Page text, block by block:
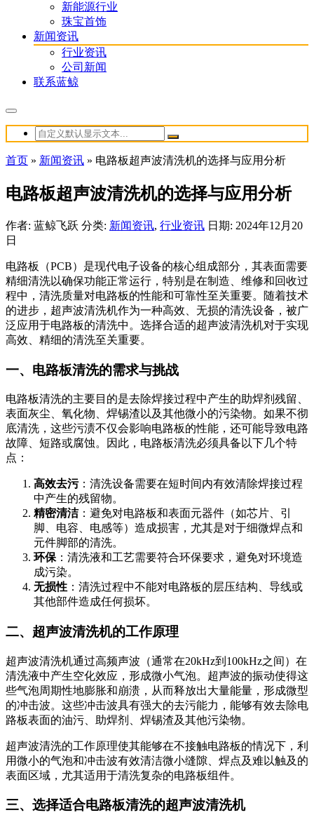
新能源行业
珠宝首饰
新闻资讯
行业资讯
公司新闻
联系蓝鲸
首页 » 新闻资讯 » 电路板超声波清洗机的选择与应用分析
电路板超声波清洗机的选择与应用分析
作者: 蓝鲸飞跃 分类: 新闻资讯, 行业资讯 日期: 2024年12月20
日
电路板（PCB）是现代电子设备的核心组成部分，其表面需要
精细清洗以确保功能正常运行，特别是在制造、维修和回收过
程中，清洗质量对电路板的性能和可靠性至关重要。随着技术
的进步，超声波清洗机作为一种高效、无损的清洗设备，被广
泛应用于电路板的清洗中。选择合适的超声波清洗机对于实现
高效、精细的清洗至关重要。
一、电路板清洗的需求与挑战
电路板清洗的主要目的是去除焊接过程中产生的助焊剂残留、
表面灰尘、氧化物、焊锡渣以及其他微小的污染物。如果不彻
底清洗，这些污渍不仅会影响电路板的性能，还可能导致电路
故障、短路或腐蚀。因此，电路板清洗必须具备以下几个特
点：
高效去污：清洗设备需要在短时间内有效清除焊接过程
中产生的残留物。
精密清洁：避免对电路板和表面元器件（如芯片、引
脚、电容、电感等）造成损害，尤其是对于细微焊点和
元件脚部的清洗。
环保 ：清洗液和工艺需要符合环保要求，避免对环境造
成污染。
无损性 ：清洗过程中不能对电路板的层压结构、导线或
其他部件造成任何损坏。
二、超声波清洗机的工作原理
超声波清洗机通过高频声波（通常在20kHz到100kHz之间）在
清洗液中产生空化效应，形成微小气泡。超声波的振动使得这
些气泡周期性地膨胀和崩溃，从而释放出大量能量，形成微型
的冲击波。这些冲击波具有强大的去污能力，能够有效去除电
路板表面的油污、助焊剂、焊锡渣及其他污染物。
超声波清洗的工作原理使其能够在不接触电路板的情况下，利
用微小的气泡和冲击波有效清洁微小缝隙、焊点及难以触及的
表面区域，尤其适用于清洗复杂的电路板组件。
三、选择适合电路板清洗的超声波清洗机